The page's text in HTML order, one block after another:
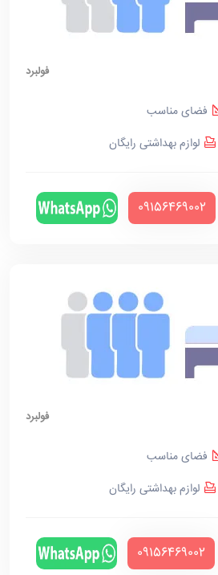
فولبرد
فضای مناسب
لوازم بهداشتی رایگان
‪09156469002‬
فولبرد
فضای مناسب
لوازم بهداشتی رایگان
‪09156469002‬